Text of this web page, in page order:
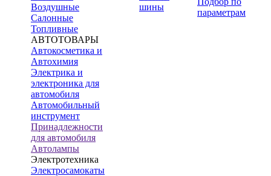
Воздушные
Салонные
Топливные
АВТОТОВАРЫ
Автокосметика и
Автохимия
Электрика и
электроника для
автомобиля
Автомобильный
инструмент
Принадлежности
для автомобиля
Автолампы
Электротехника
Электросамокаты
шины
параметрам